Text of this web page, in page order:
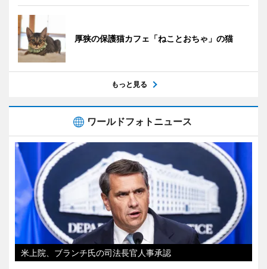
厚狭の保護猫カフェ「ねことおちゃ」の猫
もっと見る
ワールドフォトニュース
米上院、ブランチ氏の司法長官人事承認